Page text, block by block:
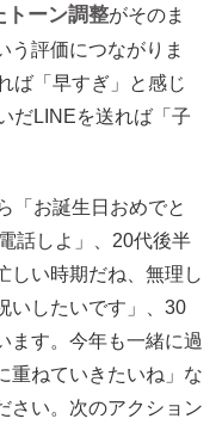
トーン調整がそのま
う評価につながりま
ば「早すぎ」と感じ
だLINEを送れば「子
「お誕生日おめでと
話しよ」、20代後半
しい時期だね、無理し
いしたいです」、30
ます。今年も一緒に過
重ねていきたいね」な
さい。次のアクション